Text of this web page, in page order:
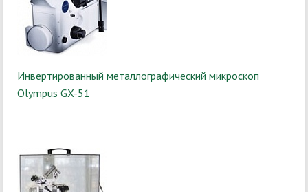
Инвертированный металлографический микроскоп
Olympus GX-51